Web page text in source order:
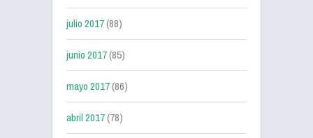
julio 2017(88)
junio 2017(85)
mayo 2017(86)
abril 2017(78)